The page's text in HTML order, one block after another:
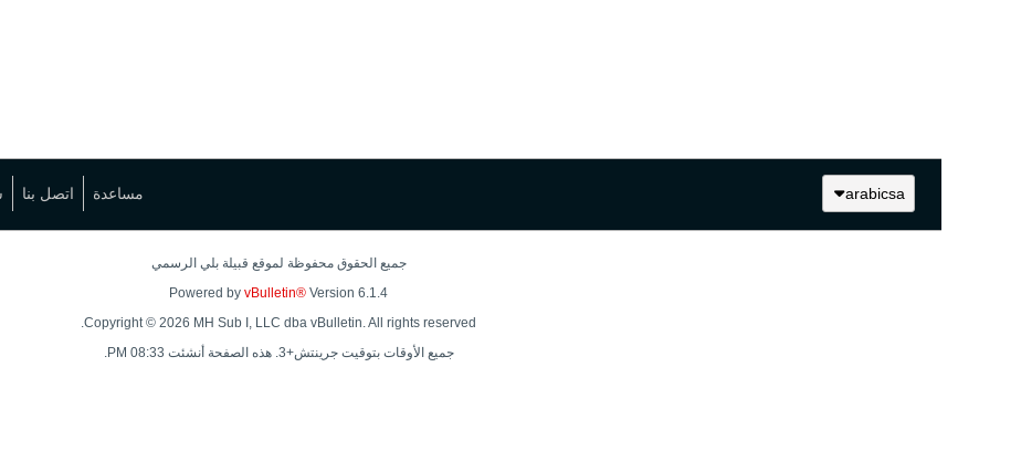
arabicsa مساعدة اتصل بنا
جميع الحقوق محفوظة لموقع قبيلة بلي الرسمي
Powered by vBulletin® Version 6.1.4
Copyright © 2026 MH Sub I, LLC dba vBulletin. All rights reserved.
جميع الأوقات بتوقيت جرينتش+3. هذه الصفحة أنشئت 08:33 PM.